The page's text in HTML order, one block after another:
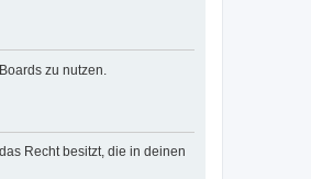
zu nutzen.
Recht besitzt, die in deinen